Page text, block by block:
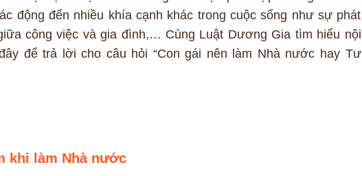
động đến nhiều khía cạnh khác trong cuộc sống như sự phát
công việc và gia đình,… Cùng Luật Dương Gia tìm hiểu nội
để trả lời cho câu hỏi “Con gái nên làm Nhà nước hay Tư
khi làm Nhà nước